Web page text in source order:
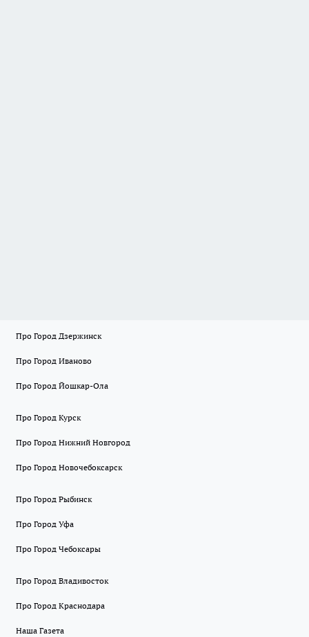
Про Город Дзержинск
Про Город Иваново
Про Город Йошкар-Ола
Про Город Курск
Про Город Нижний Новгород
Про Город Новочебоксарск
Про Город Рыбинск
Про Город Уфа
Про Город Чебоксары
Про Город Владивосток
Про Город Краснодара
Наша Газета